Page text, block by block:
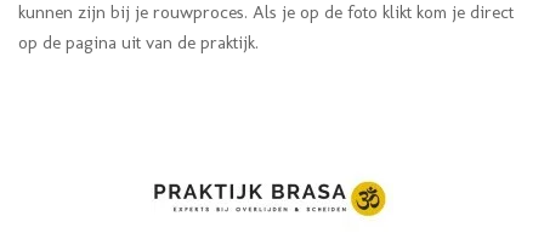
kunnen zijn bij je rouwproces. Als je op de foto klikt kom je direct
op de pagina uit van de praktijk.